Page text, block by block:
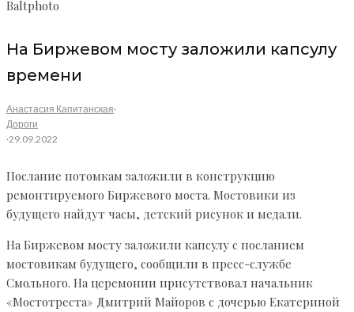
Baltphoto
На Биржевом мосту заложили капсулу
времени
Анастасия Капитанская·
Дороги
·29.09.2022
Послание потомкам заложили в конструкцию
ремонтируемого Биржевого моста. Мостовики из
будущего найдут часы, детский рисунок и медали.
На Биржевом мосту заложили капсулу с посланием
мостовикам будущего, сообщили в пресс-службе
Смольного. На церемонии присутствовал начальник
«Мостотреста» Дмитрий Майоров с дочерью Екатериной